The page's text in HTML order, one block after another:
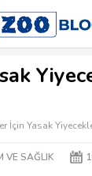
İçin Yasak
VE SAĞLIK